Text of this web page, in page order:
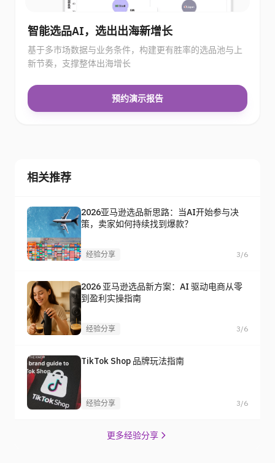
智能选品AI，选出出海新增长
基于多市场数据与业务条件，构建更有胜率的选品池与上
新节奏，支撑整体出海增长
预约演示报告
相关推荐
2026亚马逊选品新思路：当AI开始参与决
策，卖家如何持续找到爆款？
经验分享 3/6
2026 亚马逊选品新方案：AI 驱动电商从零
到盈利实操指南
经验分享 3/6
TikTok Shop 品牌玩法指南
经验分享 3/6
更多经验分享